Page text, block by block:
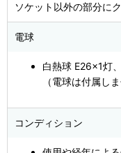
ソケット以外の部分に
電球
白熱球 E26×1灯
（電球は付属し
コンディション